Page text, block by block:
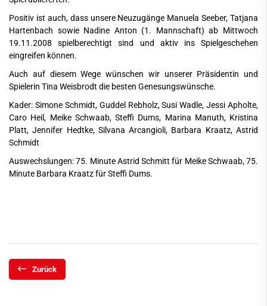
Positiv ist auch, dass unsere Neuzugänge Manuela Seeber, Tatjana
Hartenbach sowie Nadine Anton (1. Mannschaft) ab Mittwoch
19.11.2008 spielberechtigt sind und aktiv ins Spielgeschehen
eingreifen können.
Auch auf diesem Wege wünschen wir unserer Präsidentin und
Spielerin Tina Weisbrodt die besten Genesungswünsche.
Kader: Simone Schmidt, Guddel Rebholz, Susi Wadle, Jessi Apholte,
Caro Heil, Meike Schwaab, Steffi Dums, Marina Manuth, Kristina
Platt, Jennifer Hedtke, Silvana Arcangioli, Barbara Kraatz, Astrid
Schmidt
Auswechslungen: 75. Minute Astrid Schmitt für Meike Schwaab, 75.
Minute Barbara Kraatz für Steffi Dums.
Zurück